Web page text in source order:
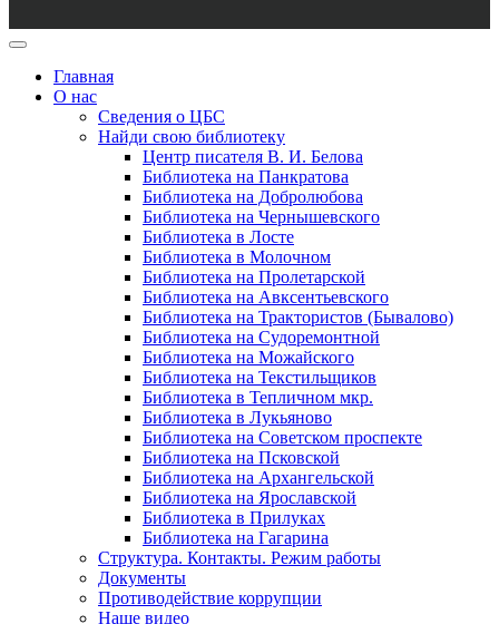
Главная
О нас
Сведения о ЦБС
Найди свою библиотеку
Центр писателя В. И. Белова
Библиотека на Панкратова
Библиотека на Добролюбова
Библиотека на Чернышевского
Библиотека в Лосте
Библиотека в Молочном
Библиотека на Пролетарской
Библиотека на Авксентьевского
Библиотека на Трактористов (Бывалово)
Библиотека на Судоремонтной
Библиотека на Можайского
Библиотека на Текстильщиков
Библиотека в Тепличном мкр.
Библиотека в Лукьяново
Библиотека на Советском проспекте
Библиотека на Псковской
Библиотека на Архангельской
Библиотека на Ярославской
Библиотека в Прилуках
Библиотека на Гагарина
Структура. Контакты. Режим работы
Документы
Противодействие коррупции
Наше видео